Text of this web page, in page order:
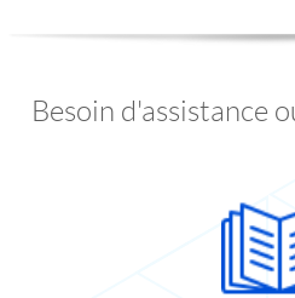
Besoin d'assistance